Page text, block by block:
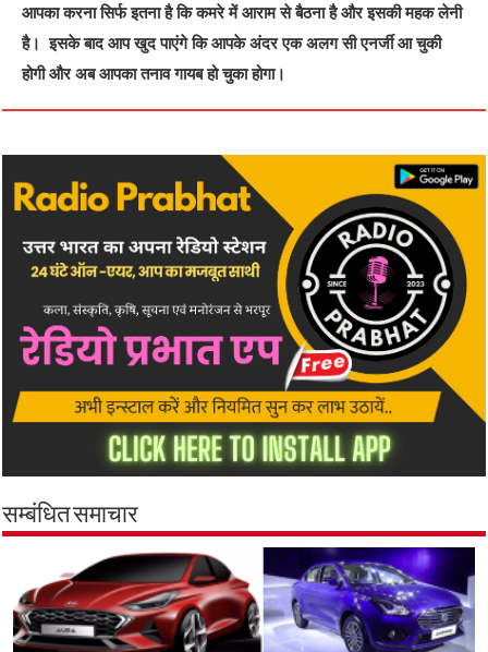
आपका करना सिर्फ इतना है कि कमरे में आराम से बैठना है और इसकी महक लेनी
है। इसके बाद आप खुद पाएंगे कि आपके अंदर एक अलग सी एनर्जी आ चुकी
होगी और अब आपका तनाव गायब हो चुका होगा।
सम्बंधित समाचार